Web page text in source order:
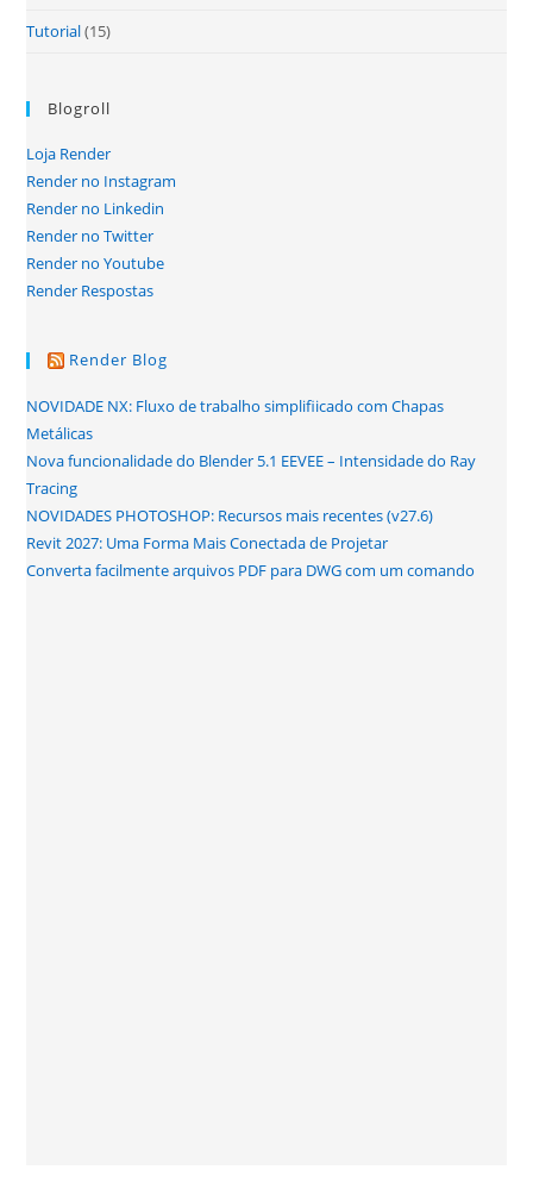
Tutorial(15)
Blogroll
Loja Render
Render no Instagram
Render no Linkedin
Render no Twitter
Render no Youtube
Render Respostas
Render Blog
NOVIDADE NX: Fluxo de trabalho simplifiicado com Chapas
Metálicas
Nova funcionalidade do Blender 5.1 EEVEE – Intensidade do Ray
Tracing
NOVIDADES PHOTOSHOP: Recursos mais recentes (v27.6)
Revit 2027: Uma Forma Mais Conectada de Projetar
Converta facilmente arquivos PDF para DWG com um comando